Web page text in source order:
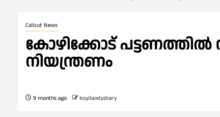
Calicut News
കോഴിക്കോട്
നിയന്ത്രണം
9 months ago koyilandydiary